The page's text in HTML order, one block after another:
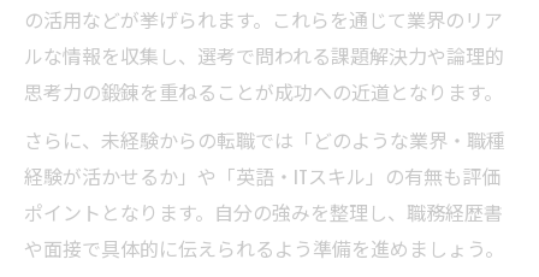
コンサル業界で叶えるワークライフバラン
ス
コンサルタントが激務を乗り越える工夫と
は
仕事と私生活を両立するコンサルの働き方
コンサル転職で後悔しない職場選びの基準
東京で狙うコンサル求人と成長のポイント
の活用などが挙げられます。これらを通じて業界のリア
ルな情報を収集し、選考で問われる課題解決力や論理的
思考力の鍛錬を重ねることが成功への近道となります。
さらに、未経験からの転職では「どのような業界・職種
経験が活かせるか」や「英語・ITスキル」の有無も評価
ポイントとなります。自分の強みを整理し、職務経歴書
や面接で具体的に伝えられるよう準備を進めましょう。